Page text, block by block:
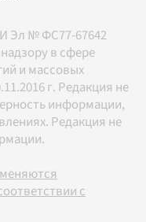
Эл № ФС77-67642
в сфере
и массовых
г. Редакция не
информации,
Редакция не
с